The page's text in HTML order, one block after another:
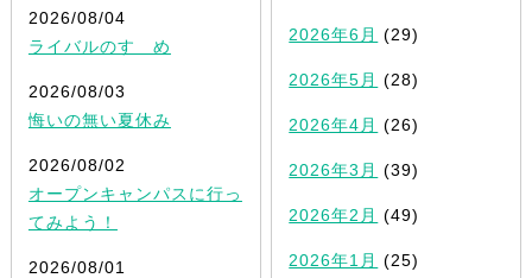
2026/08/04
ライバルのすゝめ
2026/08/03
悔いの無い夏休み
2026/08/02
オープンキャンパスに行っ
てみよう！
2026/08/01
2026年6月 (29)
2026年5月 (28)
2026年4月 (26)
2026年3月 (39)
2026年2月 (49)
2026年1月 (25)